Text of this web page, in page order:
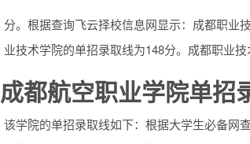
分。根据查询飞云择校信息网显示：成都职业
业技术学院的单招录取线为148分。成都职业
成都航空职业学院单招
该学院的单招录取线如下：根据大学生必备网